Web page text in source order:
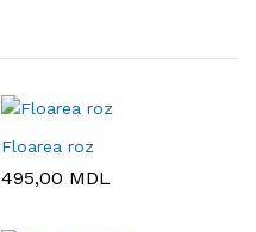
Floarea roz
495,00 MDL